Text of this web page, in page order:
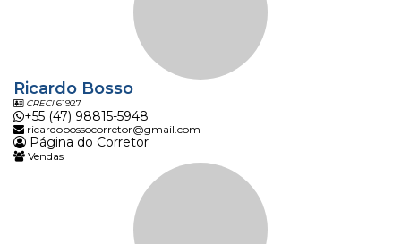
Ricardo Bosso
CRECI61927
+55 (47) 98815-5948
ricardobossocorretor@gmail.com
Página do Corretor
Vendas